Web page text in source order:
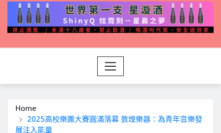
Home
2025高校樂團大賽圓滿落幕 敦煌樂器：為青年音樂發
展注入能量